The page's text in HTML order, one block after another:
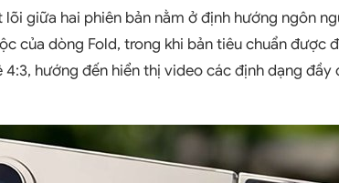
giữa hai phiên bản nằm ở định hướng ngôn
của dòng Fold, trong khi bản tiêu chuẩn được
hướng đến hiển thị video các định dạng